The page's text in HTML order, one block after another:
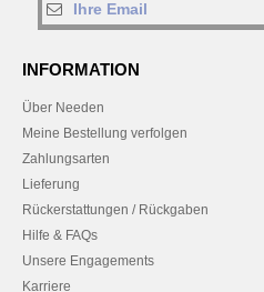
INFORMATION
Über Needen
Meine Bestellung verfolgen
Zahlungsarten
Lieferung
Rückerstattungen / Rückgaben
Hilfe & FAQs
Unsere Engagements
Karriere